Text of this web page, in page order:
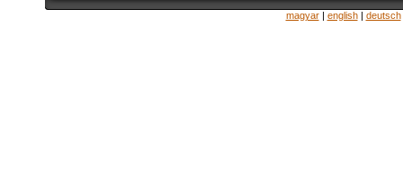
magyar| english| deutsch